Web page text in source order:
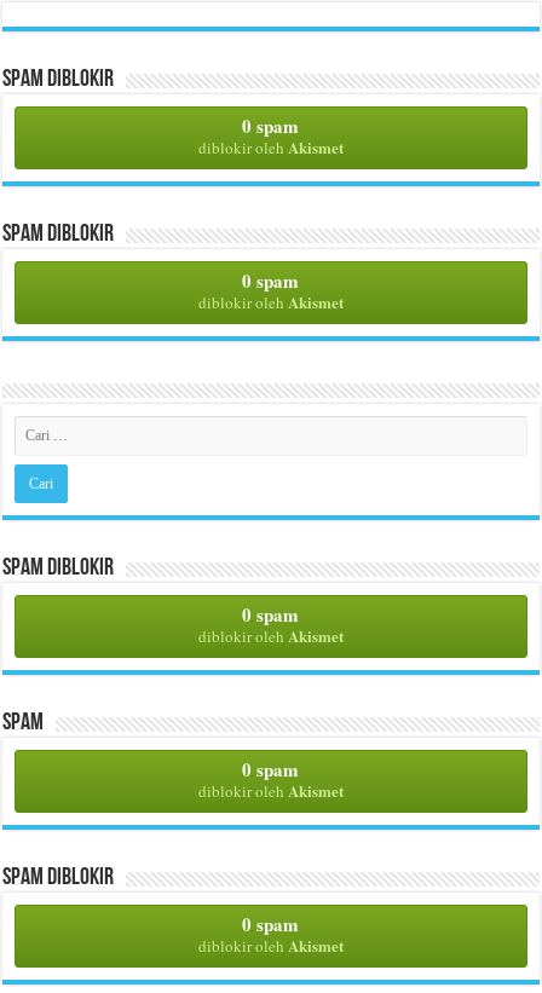
Spam Diblokir
0 spam
diblokir oleh Akismet
Spam Diblokir
0 spam
diblokir oleh Akismet
Spam Diblokir
0 spam
diblokir oleh Akismet
Spam
0 spam
diblokir oleh Akismet
Spam Diblokir
0 spam
diblokir oleh Akismet